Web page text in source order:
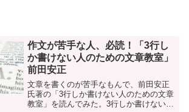
作文が苦手な人、必読！「3行し
か書けない人のための文章教室」
前田安正
文章を書くのが苦手なもんで、前田安正
氏著の「3行しか書けない人のための文章
教室」を読んでみた。3行しか書けない人